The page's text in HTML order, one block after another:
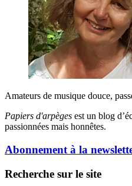
Amateurs de musique douce,
Papiers d'arpèges est un blog
passionnées mais honnêtes.
Abonnement à la
Recherche sur le site